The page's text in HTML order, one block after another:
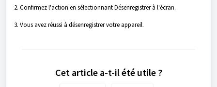
2. Confirmez l'action en sélectionnant Désenregistrer à l'écran.
3. Vous avez réussi à désenregistrer votre appareil.
Cet article a-t-il été utile ?